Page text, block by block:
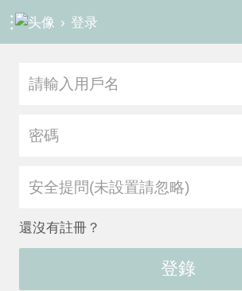
› 登录
安全提問(未設置請忽略)
還沒有註冊？
登錄